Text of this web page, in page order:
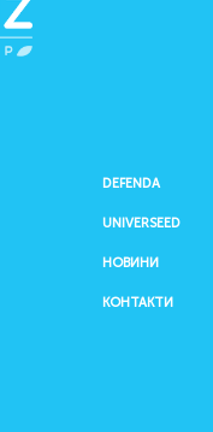
DEFENDA
UNIVERSEED
НОВИНИ
КОНТАКТИ